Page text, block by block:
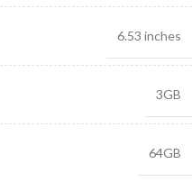
6.53 inches
3GB
64GB